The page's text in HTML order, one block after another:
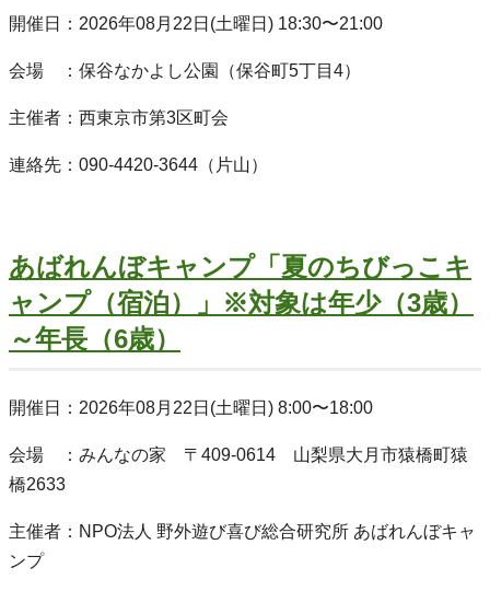
開催日：2026年08月22日(土曜日) 18:30〜21:00
会場 ：保谷なかよし公園（保谷町5丁目4）
主催者：西東京市第3区町会
連絡先：090-4420-3644（片山）
あばれんぼキャンプ「夏のちびっこキ
ャンプ（宿泊）」※対象は年少（3歳）
～年長（6歳）
開催日：2026年08月22日(土曜日) 8:00〜18:00
会場 ：みんなの家 〒409-0614 山梨県大月市猿橋町猿
橋2633
主催者：NPO法人 野外遊び喜び総合研究所 あばれんぼキャ
ンプ